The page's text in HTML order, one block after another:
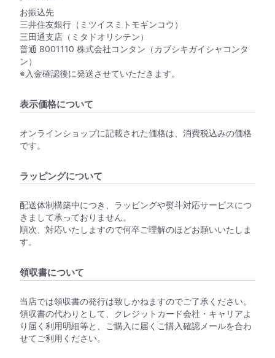
お振込先
三井住友銀行（ミツイスミトモギンコウ）
三田通支店（ミタドオリシテン）
普通 8001110 株式会社コンタン（カブシキガイシャコンタ
ン）
※入金確認後に発送させていただきます。
表示価格について
オンラインショップに記載された価格は、消費税込みの価格
です。
ラッピングについて
配送体制構築中につき、ラッピングや熨斗対応サービスにつ
きまして承っておりません。
順次、対応いたしますので何卒ご理解のほどお願いいたしま
す。
領収書について
当店では領収書の発行は致しかねますのでご了承ください。
領収書の代わりとして、クレジットカード会社・キャリアよ
り届く利用明細等と、ご購入に届くご購入確認メールを合わ
せてご利用ください。